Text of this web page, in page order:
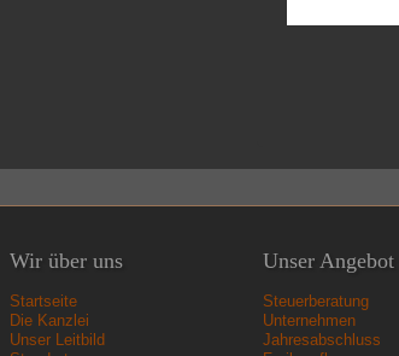
Wir über uns
Startseite
Die Kanzlei
Unser Leitbild
Unser Angebot
Steuerberatung
Unternehmen
Jahresabschluss